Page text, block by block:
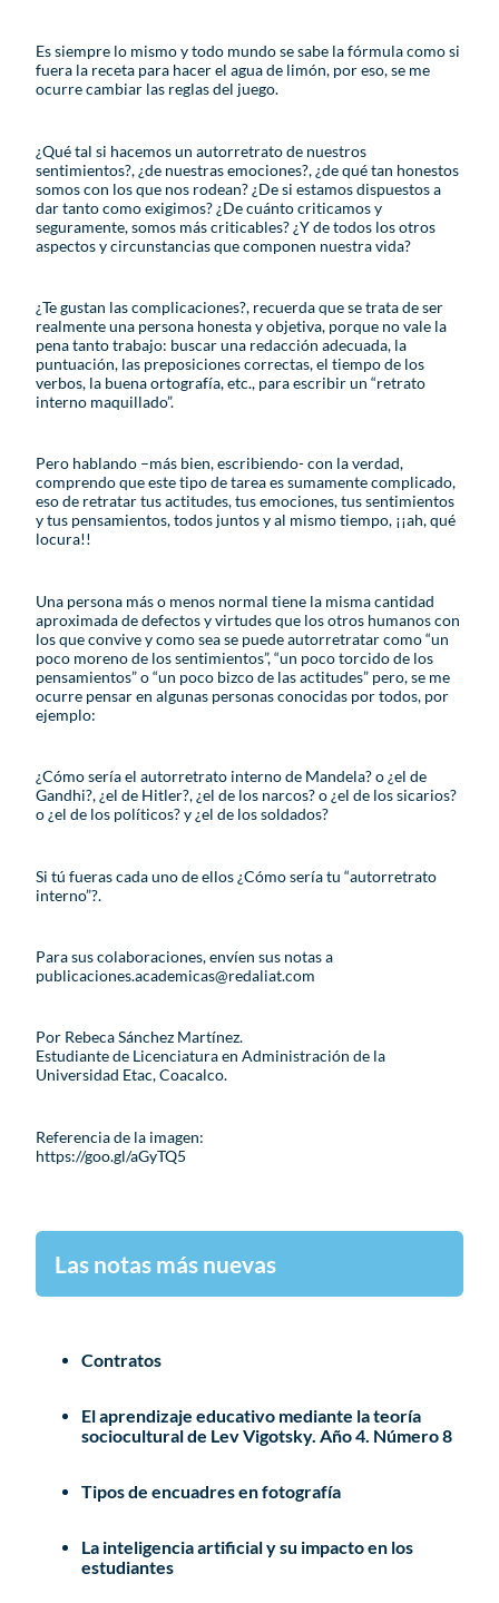
Es siempre lo mismo y todo mundo se sabe la fórmula como si
fuera la receta para hacer el agua de limón, por eso, se me
ocurre cambiar las reglas del juego.
¿Qué tal si hacemos un autorretrato de nuestros
sentimientos?, ¿de nuestras emociones?, ¿de qué tan honestos
somos con los que nos rodean? ¿De si estamos dispuestos a
dar tanto como exigimos? ¿De cuánto criticamos y
seguramente, somos más criticables? ¿Y de todos los otros
aspectos y circunstancias que componen nuestra vida?
¿Te gustan las complicaciones?, recuerda que se trata de ser
realmente una persona honesta y objetiva, porque no vale la
pena tanto trabajo: buscar una redacción adecuada, la
puntuación, las preposiciones correctas, el tiempo de los
verbos, la buena ortografía, etc., para escribir un “retrato
interno maquillado”.
Pero hablando –más bien, escribiendo- con la verdad,
comprendo que este tipo de tarea es sumamente complicado,
eso de retratar tus actitudes, tus emociones, tus sentimientos
y tus pensamientos, todos juntos y al mismo tiempo, ¡¡ah, qué
locura!!
Una persona más o menos normal tiene la misma cantidad
aproximada de defectos y virtudes que los otros humanos con
los que convive y como sea se puede autorretratar como “un
poco moreno de los sentimientos”, “un poco torcido de los
pensamientos” o “un poco bizco de las actitudes” pero, se me
ocurre pensar en algunas personas conocidas por todos, por
ejemplo:
¿Cómo sería el autorretrato interno de Mandela? o ¿el de
Gandhi?, ¿el de Hitler?, ¿el de los narcos? o ¿el de los sicarios?
o ¿el de los políticos? y ¿el de los soldados?
Si tú fueras cada uno de ellos ¿Cómo sería tu “autorretrato
interno”?.
Para sus colaboraciones, envíen sus notas a
publicaciones.academicas@redaliat.com
Por Rebeca Sánchez Martínez.
Estudiante de Licenciatura en Administración de la
Universidad Etac, Coacalco.
Referencia de la imagen:
https://goo.gl/aGyTQ5
Las notas más nuevas
Contratos
El aprendizaje educativo mediante la teoría
sociocultural de Lev Vigotsky. Año 4. Número 8
Tipos de encuadres en fotografía
La inteligencia artificial y su impacto en los
estudiantes